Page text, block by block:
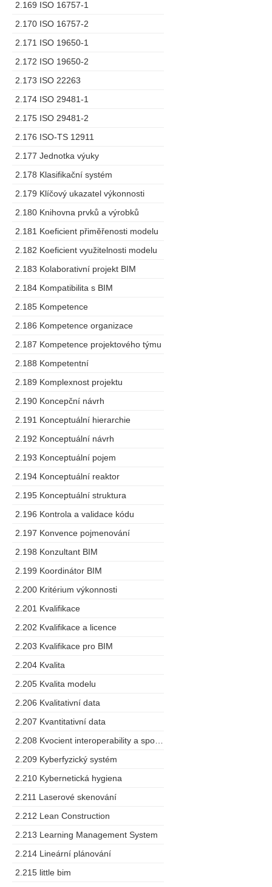
2.169 ISO 16757-1
2.170 ISO 16757-2
2.171 ISO 19650-1
2.172 ISO 19650-2
2.173 ISO 22263
2.174 ISO 29481-1
2.175 ISO 29481-2
2.176 ISO-TS 12911
2.177 Jednotka výuky
2.178 Klasifikační systém
2.179 Klíčový ukazatel výkonnosti
2.180 Knihovna prvků a výrobků
2.181 Koeficient přiměřenosti modelu
2.182 Koeficient využitelnosti modelu
2.183 Kolaborativní projekt BIM
2.184 Kompatibilita s BIM
2.185 Kompetence
2.186 Kompetence organizace
2.187 Kompetence projektového týmu
2.188 Kompetentní
2.189 Komplexnost projektu
2.190 Koncepční návrh
2.191 Konceptuální hierarchie
2.192 Konceptuální návrh
2.193 Konceptuální pojem
2.194 Konceptuální reaktor
2.195 Konceptuální struktura
2.196 Kontrola a validace kódu
2.197 Konvence pojmenování
2.198 Konzultant BIM
2.199 Koordinátor BIM
2.200 Kritérium výkonnosti
2.201 Kvalifikace
2.202 Kvalifikace a licence
2.203 Kvalifikace pro BIM
2.204 Kvalita
2.205 Kvalita modelu
2.206 Kvalitativní data
2.207 Kvantitativní data
2.209 Kyberfyzický systém
2.210 Kybernetická hygiena
2.211 Laserové skenování
2.212 Lean Construction
2.213 Learning Management System
2.214 Lineární plánování
2.215 little bim